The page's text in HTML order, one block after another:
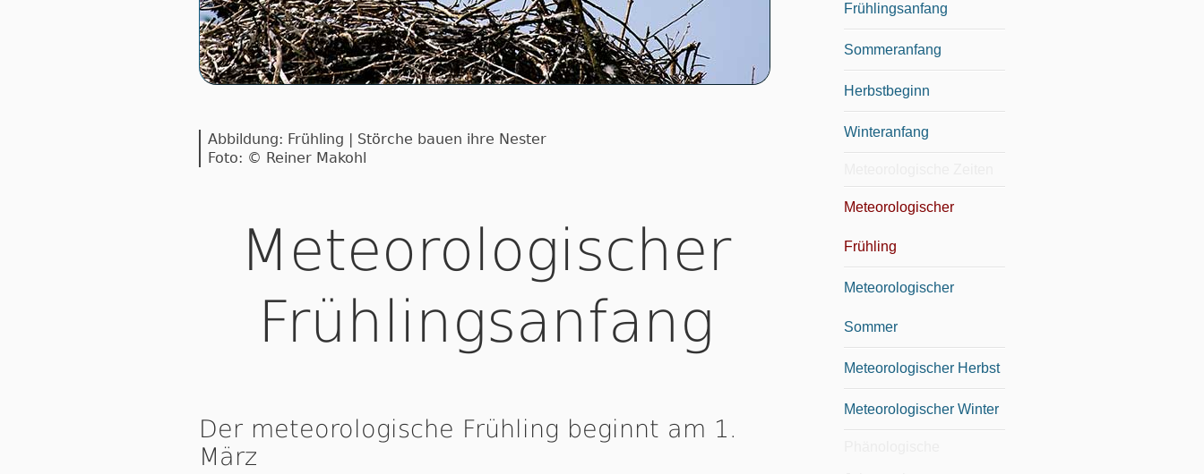
Abbildung: Frühling | Störche bauen ihre Nester
Foto: © Reiner Makohl
Meteorologischer
Frühlingsanfang
Der meteorologische Frühling beginnt am 1.
März
Frühlingsanfang
Sommeranfang
Herbstbeginn
Winteranfang
Meteorologischer
Frühling
Meteorologischer
Sommer
Meteorologischer Herbst
Meteorologischer Winter